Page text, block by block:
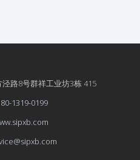
路8号群祥工业坊3栋 415
1319-0199